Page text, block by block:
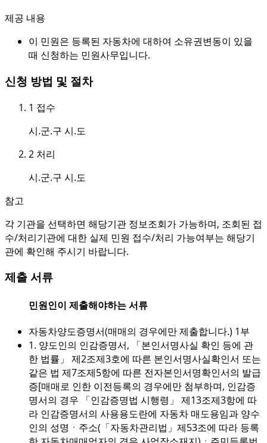
제공 내용
이 민원은 등록된 자동차에 대하여 소유권변동이 있을
때 신청하는 민원사무입니다.
신청 방법 및 절차
1 접수
시.군.구 시.도
2 처리
시.군.구 시.도
참고
각 기관을 선택하면 해당기관 정보조회가 가능하며, 조회된 접
수/처리기관에 대한 실제 민원 접수/처리 가능여부는 해당기
관에 확인해 주시기 바랍니다.
제출 서류
민원인이 제출해야하는 서류
자동차양도증명서(매매의 경우에만 제출합니다.) 1부
1. 양도인의 인감증명서, 「본인서명사실 확인 등에 관
한 법률」 제2조제3호에 따른 본인서명사실확인서 또는
같은 법 제7조제5항에 따른 전자본인서명확인서의 발급
증[매매로 인한 이전등록의 경우에만 첨부하며, 인감증
명서의 경우 「인감증명법 시행령」 제13조제3항에 따
라 인감증명서의 사용용도란에 자동차 매도용임과 양수
인의 성명ㆍ주소(「자동차관리법」제53조에 따라 등록